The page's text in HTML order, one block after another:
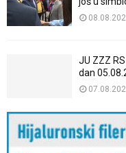
JU ZZZ
dan